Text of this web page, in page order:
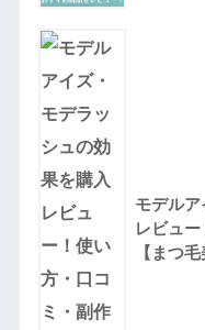
モデル
レビュ
【まつ毛